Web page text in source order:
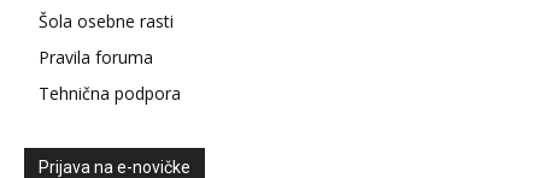
Šola osebne rasti
Pravila foruma
Tehnična podpora
Prijava na e-novičke